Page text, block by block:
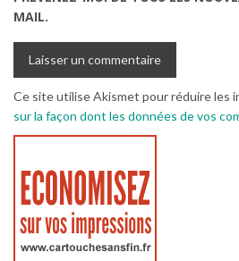
MAIL.
Ce site utilise Akismet pour réduire les
sur la façon dont les données de vos